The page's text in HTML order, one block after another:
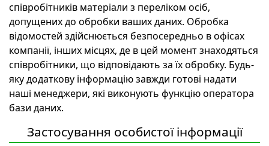
співробітників матеріали з переліком осіб,
допущених до обробки ваших даних. Обробка
відомостей здійснюється безпосередньо в офісах
компанії, інших місцях, де в цей момент знаходяться
співробітники, що відповідають за їх обробку. Будь-
яку додаткову інформацію завжди готові надати
наші менеджери, які виконують функцію оператора
бази даних.
Застосування особистої інформації